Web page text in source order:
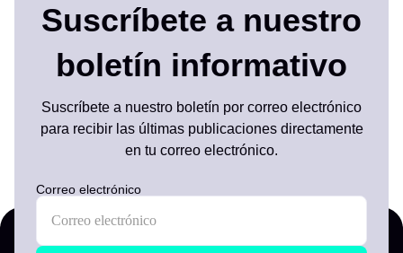
Suscríbete a nuestro
boletín informativo
Suscríbete a nuestro boletín por correo electrónico
para recibir las últimas publicaciones directamente
en tu correo electrónico.
Correo electrónico